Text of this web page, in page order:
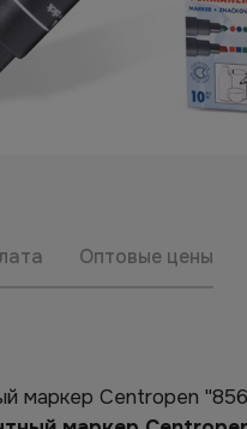
Оптовые цены
маркер Centropen